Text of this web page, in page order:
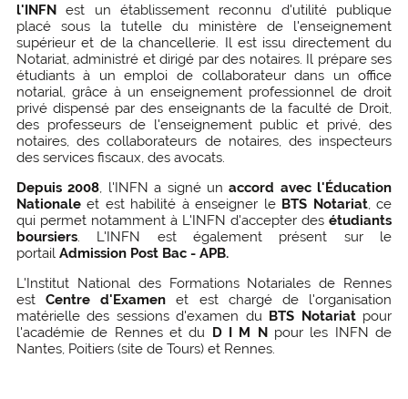
l'INFNest un établissement reconnu d'utilité publique
placé sous la tutelle du ministère de l'enseignement
supérieur et de la chancellerie. Il est issu directement du
Notariat, administré et dirigé par des notaires. Il prépare ses
étudiants à un emploi de collaborateur dans un office
notarial, grâce à un enseignement professionnel de droit
privé dispensé par des enseignants de la faculté de Droit,
des professeurs de l'enseignement public et privé, des
notaires, des collaborateurs de notaires, des inspecteurs
des services fiscaux, des avocats.
Depuis 2008, l'INFN a signé unaccord avec l'Éducation
Nationaleet est habilité à enseigner le BTS Notariat, ce
qui permet notamment à L'INFN d'accepter desétudiants
boursiers. L'INFN est également présent sur le
portail Admission Post Bac - APB.
L'Institut National des Formations Notariales de Rennes
estCentre d'Examenet est chargé de l'organisation
matérielle des sessions d'examen du BTS Notariat pour
l'académie de Rennes et du D I M Npour les INFN de
Nantes, Poitiers (site de Tours) et Rennes.